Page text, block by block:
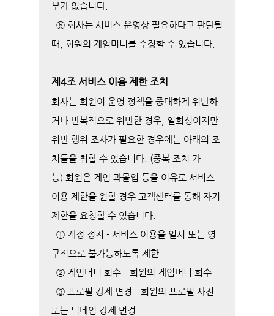
무가 없습니다.
⑤ 회사는 서비스 운영상 필요하다고 판단될
때, 회원의 게임머니를 수정할 수 있습니다.
제4조 서비스 이용 제한 조치
회사는 회원이 운영 정책을 중대하게 위반하
거나 반복적으로 위반한 경우, 일회성이지만
위반 행위 조사가 필요한 경우에는 아래의 조
치들을 취할 수 있습니다. (중복 조치 가
능) 회원은 게임 과몰입 등을 이유로 서비스
이용 제한을 원할 경우 고객센터를 통해 자기
제한을 요청할 수 있습니다.
① 계정 정지 - 서비스 이용을 일시 또는 영
구적으로 불가능하도록 제한
② 게임머니 회수 – 회원의 게임머니 회수
③ 프로필 강제 변경 – 회원의 프로필 사진
또는 닉네임 강제 변경